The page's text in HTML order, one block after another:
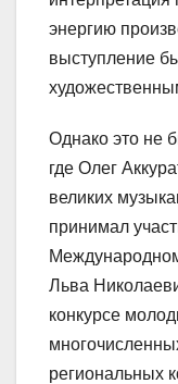
энергию
выступление
Однако это не
где Олег
великих
принимал
Льва
конкурсе
региональных